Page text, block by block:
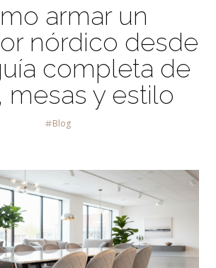
armar un
nórdico desde
completa de
mesas y estilo
Blog